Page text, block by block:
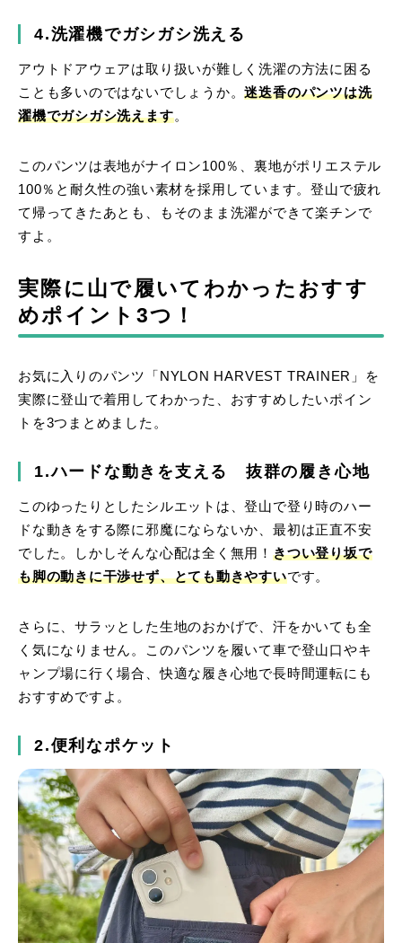
4.洗濯機でガシガシ洗える
アウトドアウェアは取り扱いが難しく洗濯の方法に困る
ことも多いのではないでしょうか。迷迭香のパンツは洗
濯機でガシガシ洗えます。
このパンツは表地がナイロン100％、裏地がポリエステル
100％と耐久性の強い素材を採用しています。登山で疲れ
て帰ってきたあとも、もそのまま洗濯ができて楽チンで
すよ。
実際に山で履いてわかったおすす
めポイント3つ！
お気に入りのパンツ「NYLON HARVEST TRAINER」を
実際に登山で着用してわかった、おすすめしたいポイン
トを3つまとめました。
1.ハードな動きを支える 抜群の履き心地
このゆったりとしたシルエットは、登山で登り時のハー
ドな動きをする際に邪魔にならないか、最初は正直不安
でした。しかしそんな心配は全く無用！きつい登り坂で
も脚の動きに干渉せず、とても動きやすいです。
さらに、サラッとした生地のおかげで、汗をかいても全
く気になりません。このパンツを履いて車で登山口やキ
ャンプ場に行く場合、快適な履き心地で長時間運転にも
おすすめですよ。
2.便利なポケット